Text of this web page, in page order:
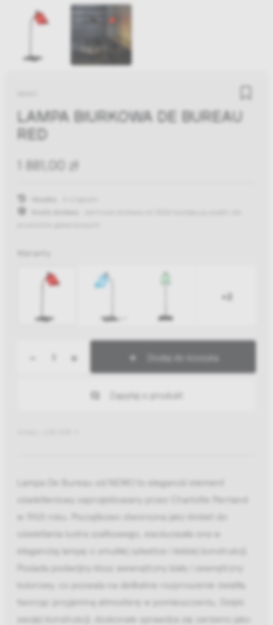
LAMPA BIURKOWA DE BUREAU
RED
1 881,00 zł
Warianty
+2
+ Dodaj do koszyka
Zapytaj o produkt
Lampa De Bureau od NEMO to elegancki element
oświetleniowy zaprojektowany przez Charlotte Perriand
w 1965 roku. Początkowo stworzona jako kinkiet do
oświetlania lustra szafkowego, ewoluowała ona w
elegancką lampę o smukłej sylwetce i lekkiej konstrukcji.
Posiada podwójny klosz wewnętrzny biały i zewnętrzny
kolorowy, co pozwala na delikatne rozproszenie światła,
tworząc przyjemną atmosferę w pomieszczeniu. Dzięki
swojej konstrukcji, doskonale sprawdza się zarówno jako